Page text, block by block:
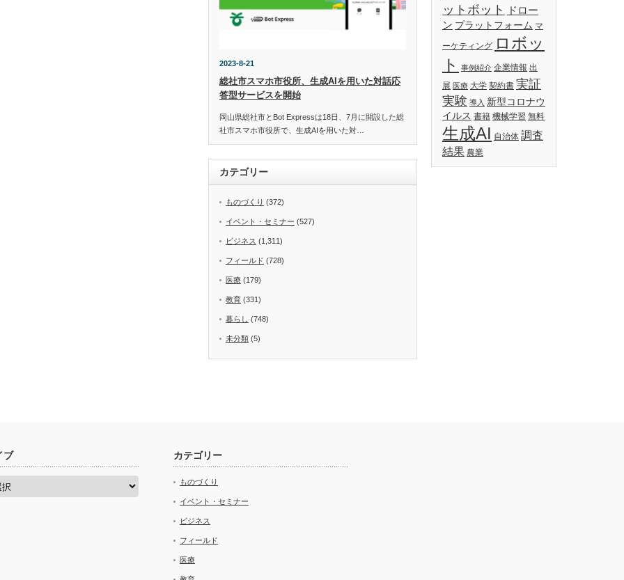
2023-8-21
総社市スマホ市役所、生成AIを用いた対話応
答型サービスを開始
岡山県総社市とBot Expressは18日、7月に開設した総
社市スマホ市役所で、生成AIを用いた対…
カテゴリー
ものづくり (372)
イベント・セミナー (527)
ビジネス (1,311)
フィールド (728)
医療 (179)
教育 (331)
暮らし (748)
未分類 (5)
ットボット
ドロー
ン プラットフォーム マ
ーケティング ロボッ
ト
事例紹介 企業情報 出
展 医療 大学 契約書 実証
実験 導入 新型コロナウ
イルス 書籍 機械学習 無料
生成AI 自治体 調査
結果 農業
ブ カテゴリー
ものづくり
イベント・セミナー
ビジネス
フィールド
医療